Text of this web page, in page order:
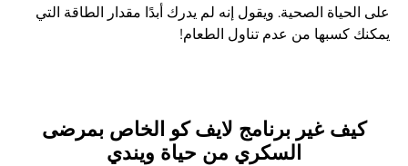
على الحياة الصحية. ويقول إنه لم يدرك أبدًا مقدار الطاقة التي
يمكنك كسبها من عدم تناول الطعام!
كيف غير برنامج لايف كو الخاص بمرضى
السكري من حياة ويندي